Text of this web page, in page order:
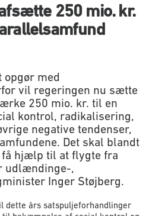
250 mio. kr.
opgør med
vil regeringen nu sætte
250 mio. kr. til en
kontrol, radikalisering,
negative tendenser,
Det skal blandt
hjælp til at flygte fra
udlændinge-,
Inger Støjberg.
dette års satspuljeforhandlinger